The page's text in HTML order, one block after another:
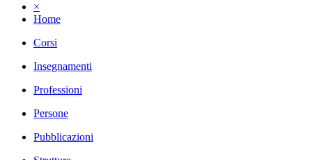
×
Home
Corsi
Insegnamenti
Professioni
Persone
Pubblicazioni